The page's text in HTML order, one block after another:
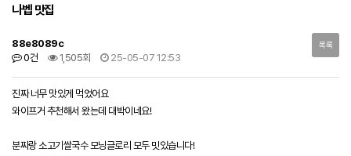
나벱 맛집
88e8089c
0건
1,505회 25-05-07 12:53
목록
진짜 너무 맛있게 먹었어요
와이프거 추천해서 왔는데 대박이네요!
분짜랑 소고기쌀국수 모닝글로리 모두 밋있습니다!